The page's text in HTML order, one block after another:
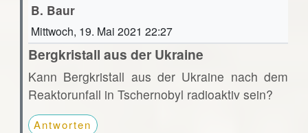
B. Baur
Mittwoch, 19. Mai 2021 22:27
Bergkristall aus der Ukraine
Kann Bergkristall aus der Ukraine nach dem
Reaktorunfall in Tschernobyl radioaktiv sein?
Antworten